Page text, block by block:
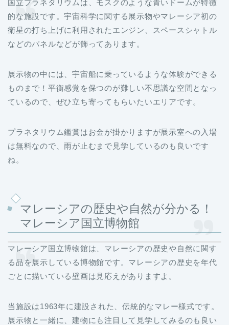
国立プラネタリウムは、モスクのような青いドームが特徴
的な施設です。宇宙科学に関する展示物やマレーシア初の
衛星の打ち上げに利用されたエンジン、スペースシャトル
などのパネルなどが飾ってあります。
展示物の中には、宇宙船に乗っているような体験ができる
ものまで！平衡感覚を保つのが難しい不思議な空間となっ
ているので、ぜひ立ち寄ってもらいたいエリアです。
プラネタリウム鑑賞はお金が掛かりますが展示室への入場
は無料なので、雨が止むまで見学しているのも良いです
ね。
マレーシアの歴史や自然が分かる！
マレーシア国立博物館
マレーシア国立博物館は、マレーシアの歴史や自然に関す
る品を展示している博物館です。マレーシアの歴史を年代
ごとに描いている壁画は見応えがありますよ。
当施設は1963年に建設された、伝統的なマレー様式です。
展示物と一緒に、建物にも注目して見学してみるのも良い